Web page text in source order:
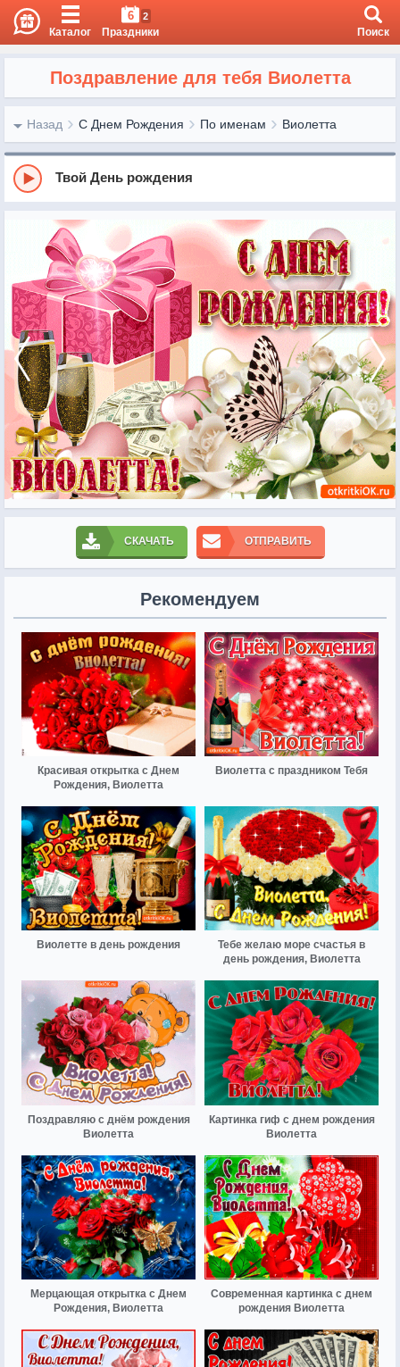
Каталог
6 2
Праздники Поиск
Поздравление для тебя Виолетта
Назад С Днем Рождения По именам Виолетта
Твой День рождения
СКАЧАТЬ ОТПРАВИТЬ
Рекомендуем
Красивая открытка с Днем
Рождения, Виолетта
Виолетта с праздником Тебя
Виолетте в день рождения
Тебе желаю море счастья в
день рождения, Виолетта
Поздравляю с днём рождения
Виолетта
Картинка гиф с днем рождения
Виолетта
Мерцающая открытка с Днем
Рождения, Виолетта
Современная картинка с днем
рождения Виолетта